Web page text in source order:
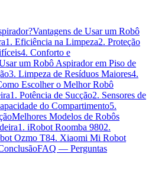
Vantagens de Usar um Robô
1. Eficiência na Limpeza2. Proteção
4. Conforto e
um Robô Aspirador em Piso de
3. Limpeza de Resíduos Maiores4.
Escolher o Melhor Robô
1. Potência de Sucção2. Sensores de
do Compartimento5.
Melhores Modelos de Robôs
1. iRobot Roomba 9802.
Ozmo T84. Xiaomi Mi Robot
FAQ — Perguntas